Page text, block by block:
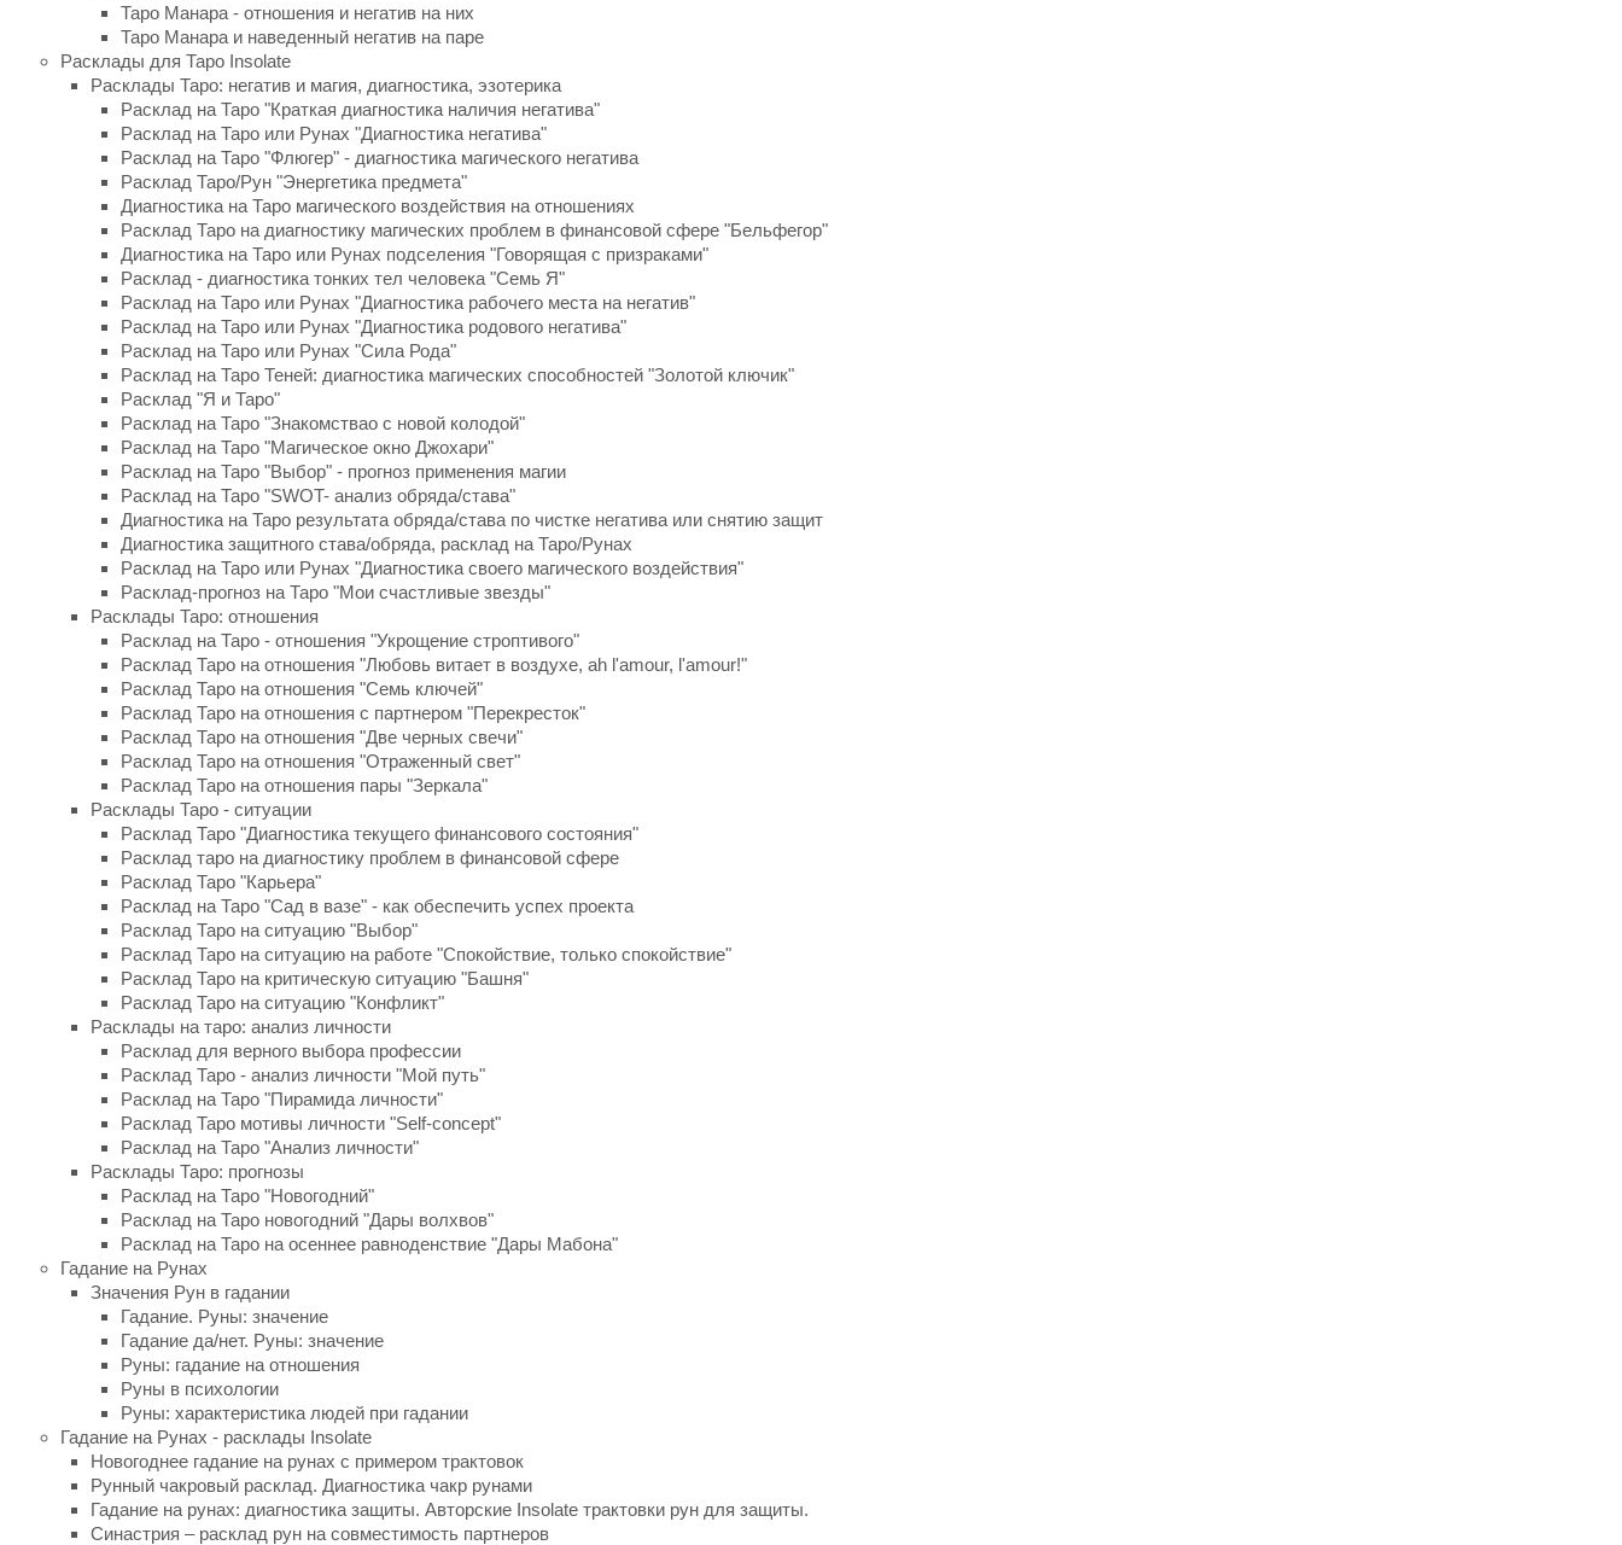
Таро Манара - отношения и негатив на них
Таро Манара и наведенный негатив на паре
Расклады для Таро Insolate
Расклады Таро: негатив и магия, диагностика, эзотерика
Расклад на Таро "Краткая диагностика наличия негатива"
Расклад на Таро или Рунах "Диагностика негатива"
Расклад на Таро "Флюгер" - диагностика магического негатива
Расклад Таро/Рун "Энергетика предмета"
Диагностика на Таро магического воздействия на отношениях
Расклад Таро на диагностику магических проблем в финансовой сфере "Бельфегор"
Диагностика на Таро или Рунах подселения "Говорящая с призраками"
Расклад - диагностика тонких тел человека "Семь Я"
Расклад на Таро или Рунах "Диагностика рабочего места на негатив"
Расклад на Таро или Рунах "Диагностика родового негатива"
Расклад на Таро или Рунах "Сила Рода"
Расклад на Таро Теней: диагностика магических способностей "Золотой ключик"
Расклад "Я и Таро"
Расклад на Таро "Знакомствaо с новой колодой"
Расклад на Таро "Магическое окно Джохари"
Расклад на Таро "Выбор" - прогноз применения магии
Расклад на Таро "SWOT- анализ обряда/става"
Диагностика на Таро результата обряда/става по чистке негатива или снятию защит
Диагностика защитного става/обряда, расклад на Таро/Рунах
Расклад на Таро или Рунах "Диагностика своего магического воздействия"
Расклад-прогноз на Таро "Мои счастливые звезды"
Расклады Таро: отношения
Расклад на Таро - отношения "Укрощение строптивого"
Расклад Таро на отношения "Любовь витает в воздухе, ah l'amour, l'amour!"
Расклад Таро на отношения "Семь ключей"
Расклад Таро на отношения с партнером "Перекресток"
Расклад Таро на отношения "Две черных свечи"
Расклад Таро на отношения "Отраженный свет"
Расклад Таро на отношения пары "Зеркала"
Расклады Таро - ситуации
Расклад Таро "Диагностика текущего финансового состояния"
Расклад таро на диагностику проблем в финансовой сфере
Расклад Таро "Карьера"
Расклад на Таро "Сад в вазе" - как обеспечить успех проекта
Расклад Таро на ситуацию "Выбор"
Расклад Таро на ситуацию на работе "Спокойствие, только спокойствие"
Расклад Таро на критическую ситуацию "Башня"
Расклад Таро на ситуацию "Конфликт"
Расклады на таро: анализ личности
Расклад для верного выбора профессии
Расклад Таро - анализ личности "Мой путь"
Расклад на Таро "Пирамида личности"
Расклад Таро мотивы личности "Self-concept"
Расклад на Таро "Анализ личности"
Расклады Таро: прогнозы
Расклад на Таро "Новогодний"
Расклад на Таро новогодний "Дары волхвов"
Расклад на Таро на осеннее равноденствие "Дары Мабона"
Гадание на Рунах
Значения Рун в гадании
Гадание. Руны: значение
Гадание да/нет. Руны: значение
Руны: гадание на отношения
Руны в психологии
Руны: характеристика людей при гадании
Гадание на Рунах - расклады Insolate
Новогоднее гадание на рунах с примером трактовок
Рунный чакровый расклад. Диагностика чакр рунами
Гадание на рунах: диагностика защиты. Авторские Insolate трактовки рун для защиты.
Синастрия – расклад рун на совместимость партнеров